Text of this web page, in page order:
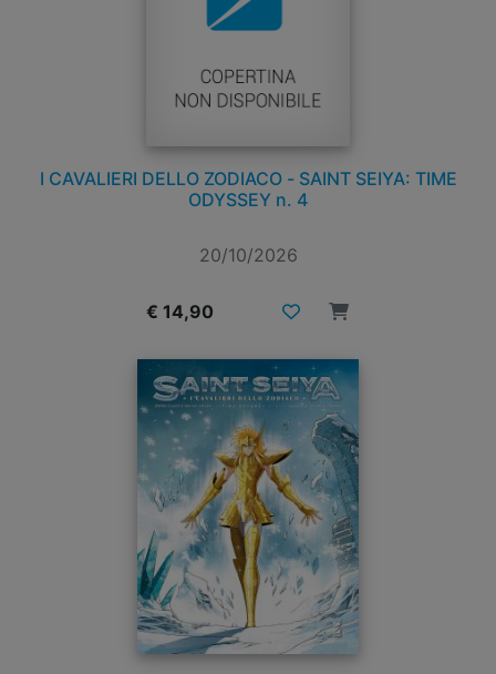
I CAVALIERI DELLO ZODIACO - SAINT SEIYA: TIME
ODYSSEY n. 4
20/10/2026
€ 14,90